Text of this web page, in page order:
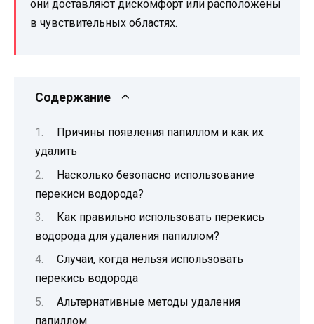
они доставляют дискомфорт или расположены
в чувствительных областях.
Содержание
Причины появления папиллом и как их
удалить
Насколько безопасно использование
перекиси водорода?
Как правильно использовать перекись
водорода для удаления папиллом?
Случаи, когда нельзя использовать
перекись водорода
Альтернативные методы удаления
папиллом